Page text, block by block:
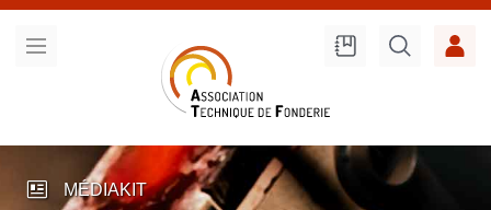
sur le site
newsmode MÉDIAKIT